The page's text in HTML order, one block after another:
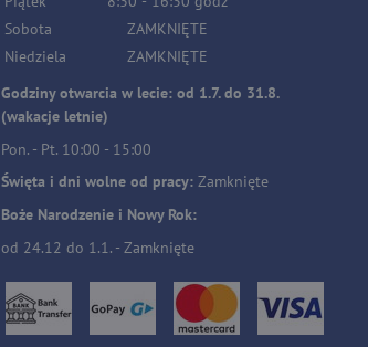
Sobota
ZAMKNIĘTE
Niedziela
ZAMKNIĘTE
Godziny otwarcia w lecie: od 1.7. do 31.8.
(wakacje letnie)
Pon. - Pt. 10:00 - 15:00
Święta i dni wolne od pracy: Zamknięte
Boże Narodzenie i Nowy Rok:
od 24.12 do 1.1. - Zamknięte